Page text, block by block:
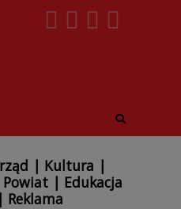
| Kultura |
Powiat| Edukacja
Reklama